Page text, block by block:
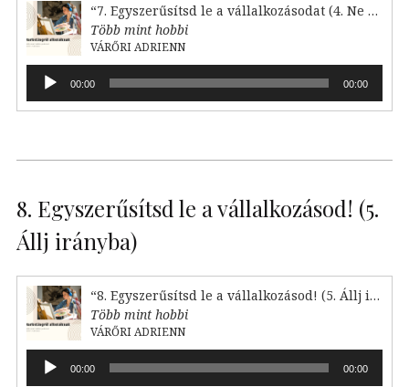
“7. Egyszerűsítsd le a vállalkozásodat (4. Ne cselekedj)”
Több mint hobbi
VÁRŐRI ADRIENN
Audió
lejátszó00:00 00:00
8. Egyszerűsítsd le a vállalkozásod! (5.
Állj irányba)
“8. Egyszerűsítsd le a vállalkozásod! (5. Állj irányba)”
Több mint hobbi
VÁRŐRI ADRIENN
Audió
lejátszó00:00 00:00